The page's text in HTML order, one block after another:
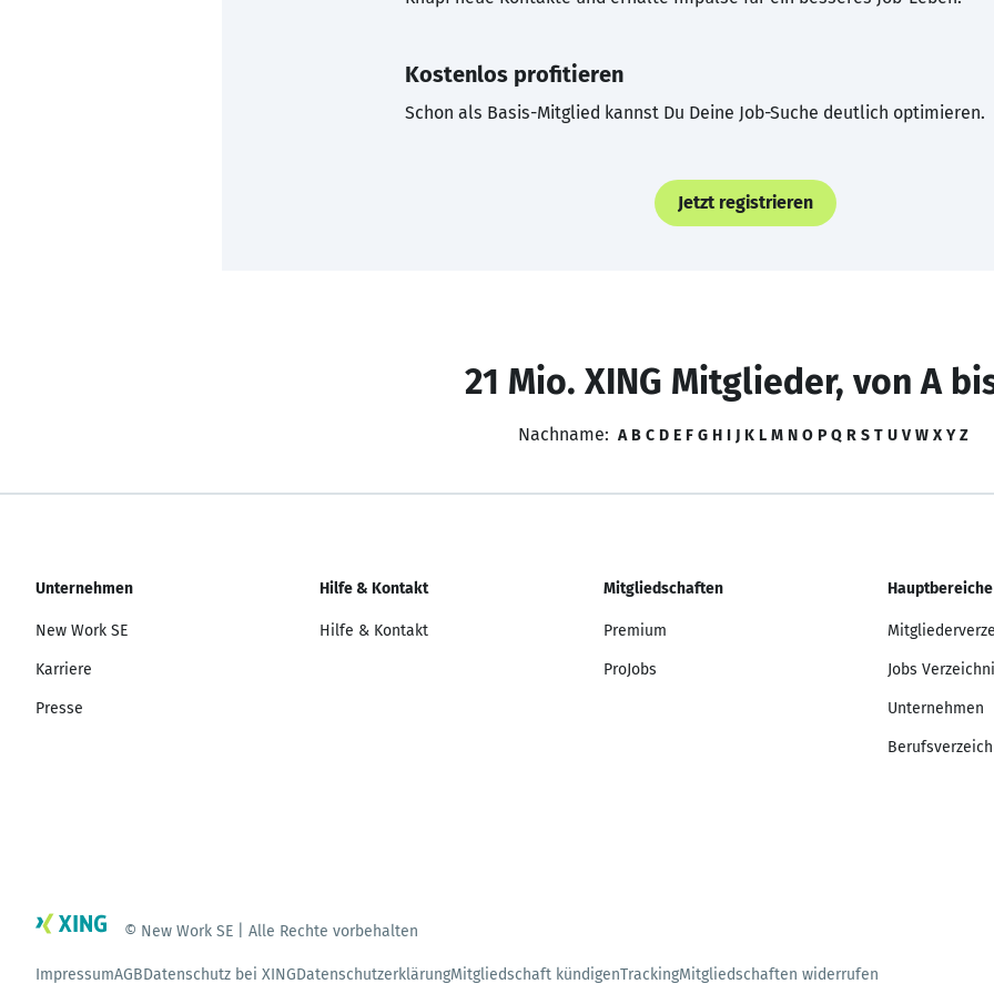
Kostenlos profitieren
Schon als Basis-Mitglied kannst Du Deine Job-Suche deutlich optimieren.
Jetzt registrieren
21 Mio. XING Mitglieder, von A
Nachname: A B C D E F G H I J K L M N O P Q R S T U V W X Y Z
Unternehmen
New Work SE
Karriere
Presse
Hilfe & Kontakt
Hilfe & Kontakt
Mitgliedschaften
Premium
ProJobs
Hauptbereiche
Jobs
Unternehmen
© New Work SE | Alle Rechte vorbehalten
ImpressumAGBDatenschutz bei XINGDatenschutzerklärungMitgliedschaft kündigenTrackingMitgliedschaften widerrufen